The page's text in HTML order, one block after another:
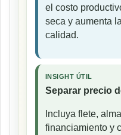
el costo
seca y aumenta
calidad.
INSIGHT ÚTIL
Separar precio
Incluya flete,
financiamiento y